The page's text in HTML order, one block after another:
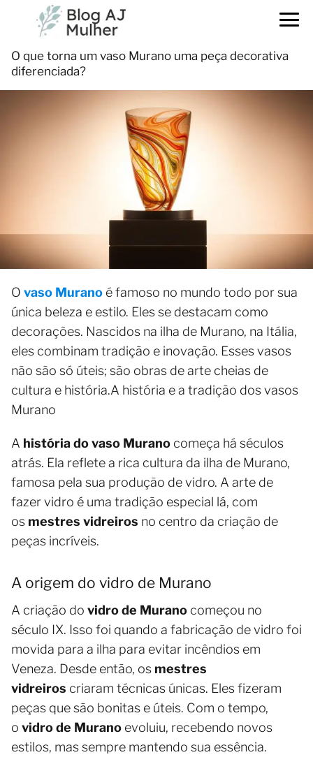
O que torna um vaso Murano uma peça decorativa
diferenciada?
O vaso Murano é famoso no mundo todo por sua
única beleza e estilo. Eles se destacam como
decorações. Nascidos na ilha de Murano, na Itália,
eles combinam tradição e inovação. Esses vasos
não são só úteis; são obras de arte cheias de
cultura e história.A história e a tradição dos vasos
Murano
A história do vaso Murano começa há séculos
atrás. Ela reflete a rica cultura da ilha de Murano,
famosa pela sua produção de vidro. A arte de
fazer vidro é uma tradição especial lá, com
os mestres vidreiros no centro da criação de
peças incríveis.
A origem do vidro de Murano
A criação do vidro de Murano começou no
século IX. Isso foi quando a fabricação de vidro foi
movida para a ilha para evitar incêndios em
Veneza. Desde então, os mestres
vidreiros criaram técnicas únicas. Eles fizeram
peças que são bonitas e úteis. Com o tempo,
o vidro de Murano evoluiu, recebendo novos
estilos, mas sempre mantendo sua essência.